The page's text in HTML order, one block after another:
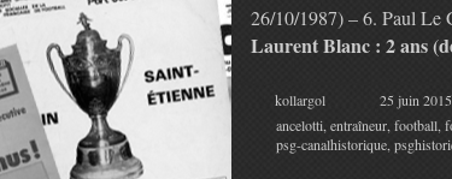
26/10/1987) – 6. Paul Le
Laurent Blanc : 2 ans
kollargol 25 juin 2015
ancelotti entraîneur, football
psg-canalhistorique